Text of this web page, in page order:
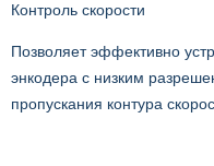
Контроль скорости
Позволяет эффективно
энкодера с низким
пропускания контура